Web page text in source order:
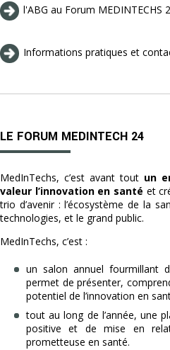
l'ABG au Forum MEDINTECHS
Informations pratiques et
LE FORUM MEDINTECH 24
MedInTechs, c’est avant tout un
valeur l’innovation en santé et
trio d’avenir : l’écosystème de la
technologies, et le grand public.
MedInTechs, c’est :
un salon annuel fourmillant
permet de présenter,
potentiel de l’innovation en
tout au long de l’année, une
positive et de mise en
prometteuse en santé.